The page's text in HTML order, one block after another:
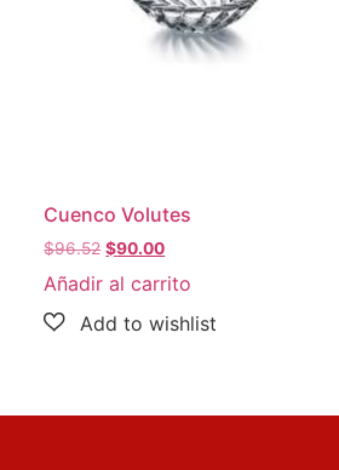
Cuenco Volutes
$96.52 $90.00
Añadir al carrito